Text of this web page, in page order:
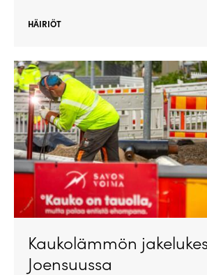
HÄIRIÖT
Kaukolämmön
Joensuussa